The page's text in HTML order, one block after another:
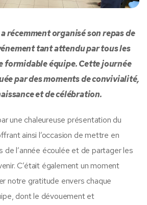
a récemment organisé son repas de
tant attendu par tous les
formidable équipe. Cette journée
par des moments de convivialité,
et de célébration.
une chaleureuse présentation du
ainsi l’occasion de mettre en
de l’année écoulée et de partager les
C’était également un moment
notre gratitude envers chaque
dont le dévouement et